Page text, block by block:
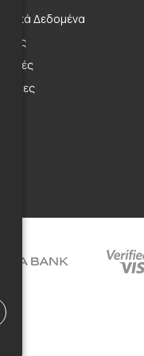
Δεδομένα